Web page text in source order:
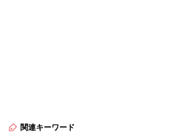
関連キーワード